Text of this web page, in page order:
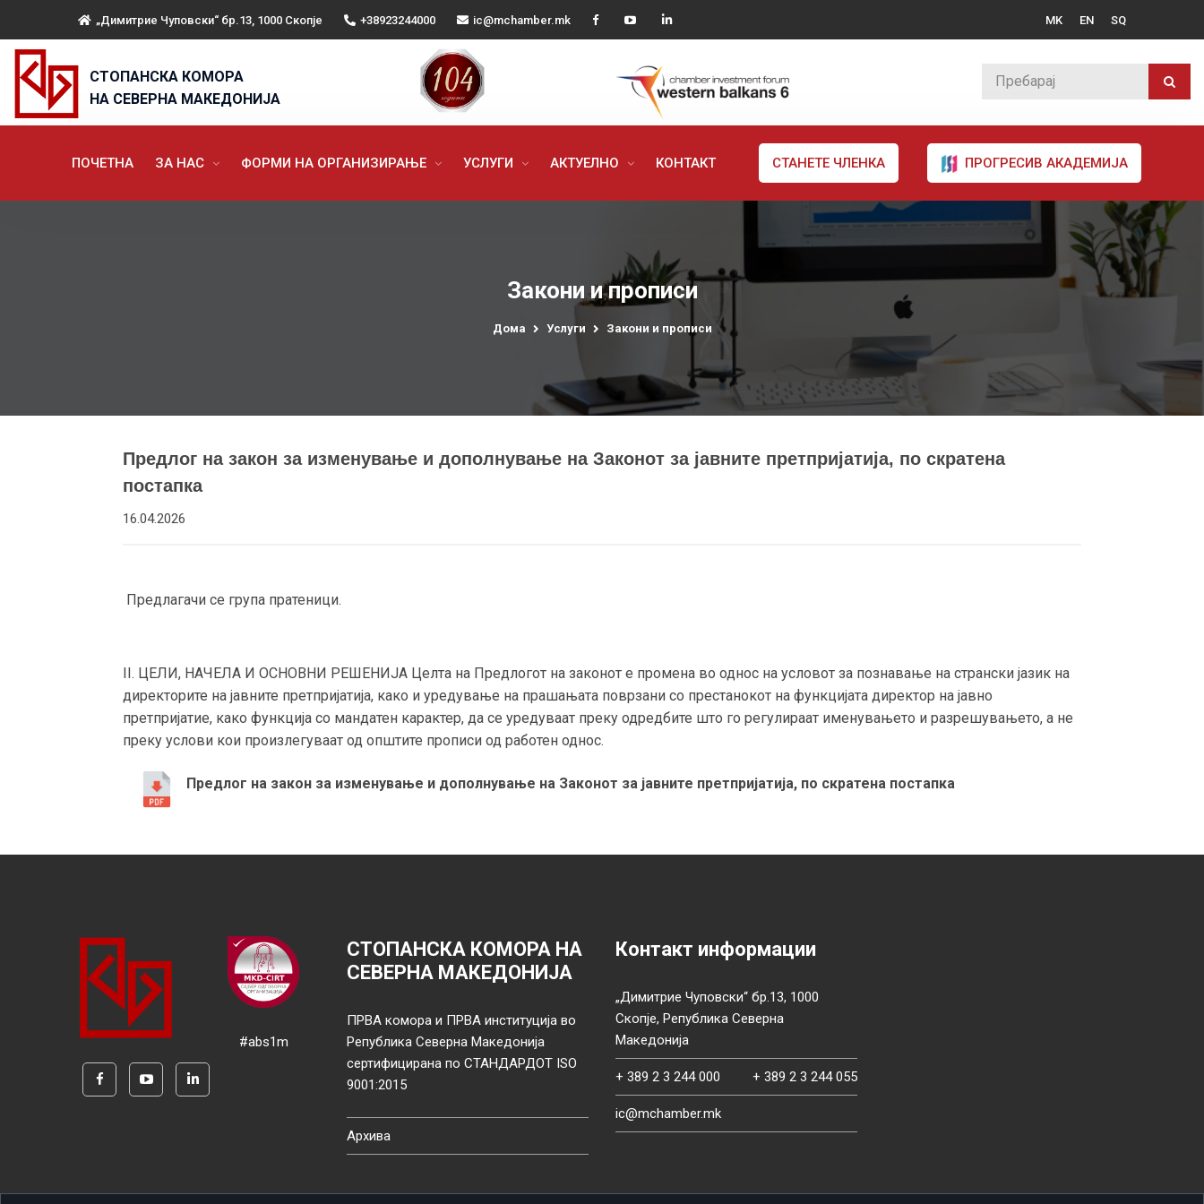
„Димитрие Чуповски“ бр.13, 1000 Скопје +38923244000 ic@mchamber.mk MK EN SQ
СТОПАНСКА КОМОРА
НА СЕВЕРНА МАКЕДОНИЈА
ПОЧЕТНА ЗА НАС ФОРМИ НА ОРГАНИЗИРАЊЕ УСЛУГИ АКТУЕЛНО КОНТАКТ СТАНЕТЕ ЧЛЕНКА ПРОГРЕСИВ АКАДЕМИЈА
Закони и прописи
Дома Услуги Закони и прописи
Предлог на закон за изменување и дополнување на Законот за јавните претпријатија, по скратена
постапка
16.04.2026
Предлагачи се група пратеници.
II. ЦЕЛИ, НАЧЕЛА И ОСНОВНИ РЕШЕНИЈА Целта на Предлогот на законот е промена во однос на условот за познавање на странски јазик на
директорите на јавните претпријатија, како и уредување на прашањата поврзани со престанокот на функцијата директор на јавно
претпријатие, како функција со мандатен карактер, да се уредуваат преку одредбите што го регулираат именувањето и разрешувањето, а не
преку услови кои произлегуваат од општите прописи од работен однос.
Предлог на закон за изменување и дополнување на Законот за јавните претпријатија, по скратена постапка
#abs1m
СТОПАНСКА КОМОРА НА
СЕВЕРНА МАКЕДОНИЈА
ПРВА комора и ПРВА институција во
Република Северна Македонија
сертифицирана по СТАНДАРДОТ ISO
9001:2015
Архива
Контакт информации
„Димитрие Чуповски“ бр.13, 1000
Скопје, Република Северна
Македонија
+ 389 2 3 244 000 + 389 2 3 244 055
ic@mchamber.mk